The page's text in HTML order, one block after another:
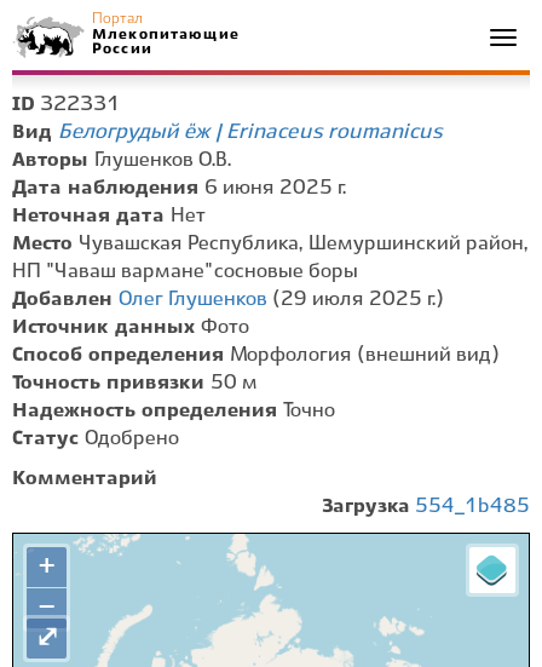
Портал
Млекопитающие
России
ID 322331
Вид Белогрудый ёж | Erinaceus roumanicus
Авторы
Глушенков О.В.
Дата наблюдения 6 июня 2025 г.
Неточная дата Нет
Место Чувашская Республика, Шемуршинский район,
НП "Чаваш вармане" сосновые боры
Добавлен Олег Глушенков (29 июля 2025 г.)
Источник данных Фото
Способ определения Морфология (внешний вид)
Точность привязки 50 м
Надежность определения
Точно
Статус Одобрено
Комментарий
Загрузка 554_1b485
+
−
⤢